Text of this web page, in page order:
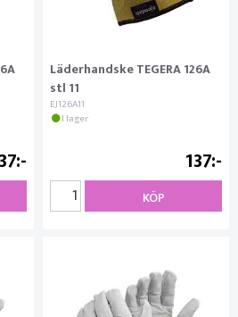
Läderhandske TEGERA 126A
stl 11
EJ126A11
I lager
137
KÖP